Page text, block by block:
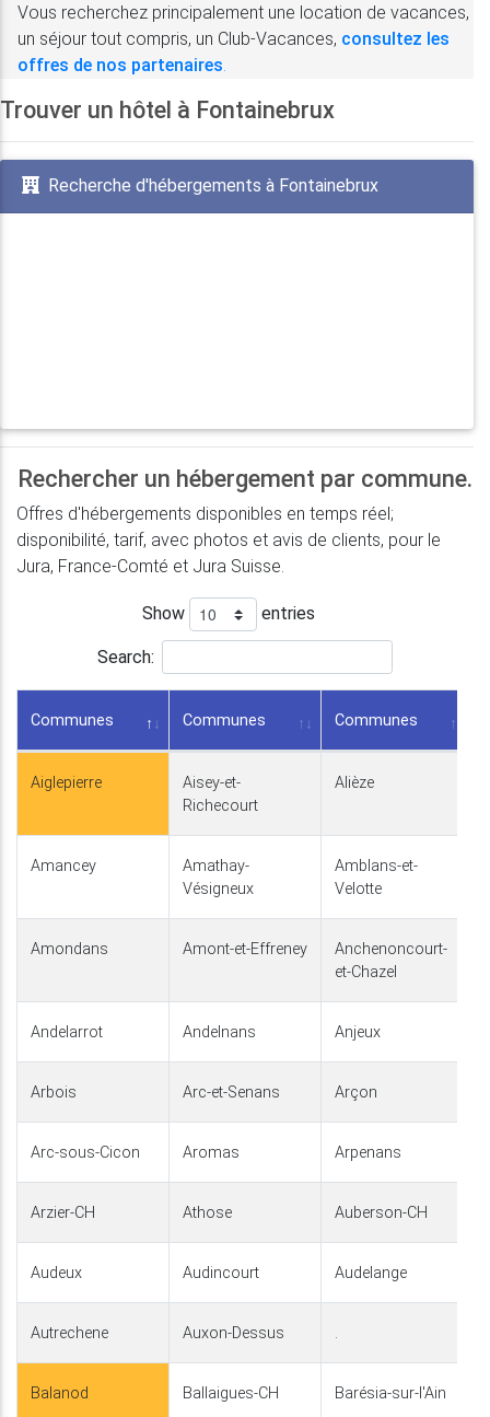
Vous recherchez principalement une location de vacances,
un séjour tout compris, un Club-Vacances, consultez les
offres de nos partenaires
Trouver un hôtel à Fontainebrux
Recherche d'hébergements à Fontainebrux
Rechercher un hébergement par commune.
Offres d'hébergements disponibles en temps réel;
disponibilité, tarif, avec photos et avis de clients, pour le
Jura, France-Comté et Jura Suisse.
Show entries
Search:
Communes Communes Communes
Aiglepierre
Aisey-et-
Richecourt
Alièze
Amancey
Amathay-
Vésigneux
Amblans-et-
Velotte
Amondans Amont-et-Effreney
Anchenoncourt-
et-Chazel
Andelarrot Andelnans Anjeux
Arbois Arc-et-Senans Arçon
Arc-sous-Cicon Aromas Arpenans
Arzier-CH Athose Auberson-CH
Audeux Audincourt Audelange
Autrechene Auxon-Dessus .
Balanod Ballaigues-CH Barésia-sur-l'Ain